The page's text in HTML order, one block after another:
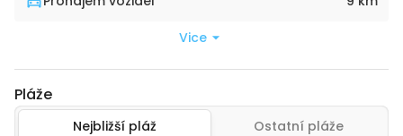
Vice
Pláže
Nejbližší pláž Ostatní pláže